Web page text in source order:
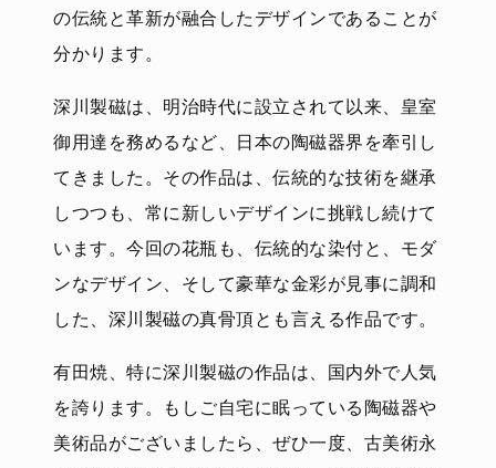
の伝統と革新が融合したデザインであることが
分かります。
深川製磁は、明治時代に設立されて以来、皇室
御用達を務めるなど、日本の陶磁器界を牽引し
てきました。その作品は、伝統的な技術を継承
しつつも、常に新しいデザインに挑戦し続けて
います。今回の花瓶も、伝統的な染付と、モダ
ンなデザイン、そして豪華な金彩が見事に調和
した、深川製磁の真骨頂とも言える作品です。
有田焼、特に深川製磁の作品は、国内外で人気
を誇ります。もしご自宅に眠っている陶磁器や
美術品がございましたら、ぜひ一度、古美術永